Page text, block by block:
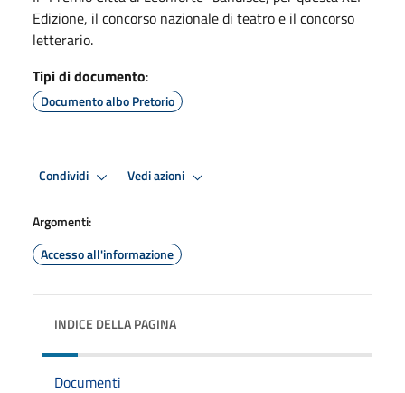
Edizione, il concorso nazionale di teatro e il concorso
letterario.
Tipi di documento:
Documento albo Pretorio
Condividi Vedi azioni
Argomenti:
Accesso all'informazione
INDICE DELLA PAGINA
Documenti